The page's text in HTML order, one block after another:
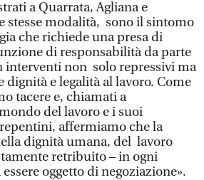
a Quarrata, Agliana e
stesse modalità, sono il sintomo
che richiede una presa di
di responsabilità da parte
interventi non solo repressivi ma
dignità e legalità al lavoro. Come
tacere e, chiamati a
del lavoro e i suoi
affermiamo che la
dignità umana, del lavoro
retribuito – in ogni
oggetto di negoziazione».